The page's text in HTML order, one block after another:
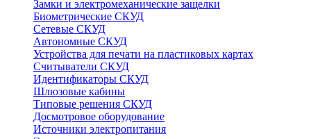
Замки и электромеханические защелки
Биометрические СКУД
Сетевые СКУД
Автономные СКУД
Устройства для печати на пластиковых картах
Считыватели СКУД
Идентификаторы СКУД
Шлюзовые кабины
Типовые решения СКУД
Досмотровое оборудование
Источники электропитания